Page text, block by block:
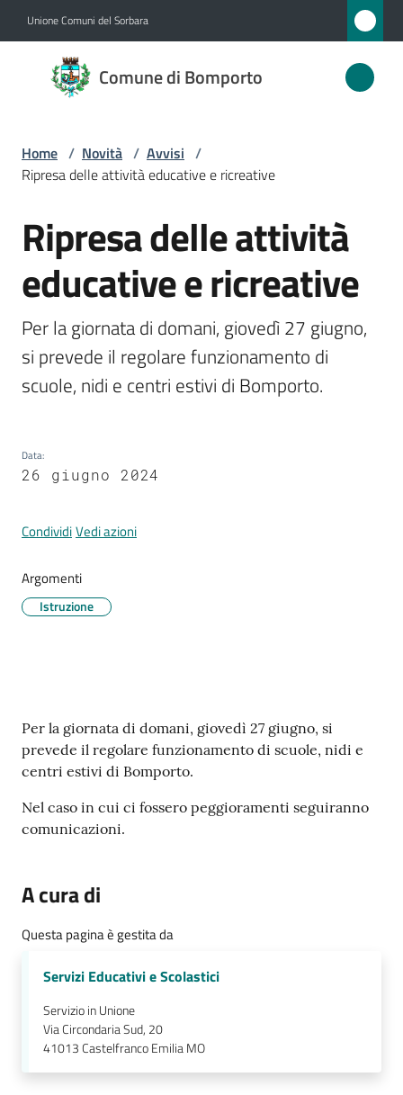
Unione Comuni del Sorbara
Comune di Bomporto
Comune
di
Novità
Menu selezionato
Servizi
Vivere
Bomporto
Tutti
Seguici
su
Home / Novità / Avvisi /
Ripresa delle attività educative e ricreative
Salta al contenuto
Ripresa delle attività
educative e ricreative
Per la giornata di domani, giovedì 27 giugno,
si prevede il regolare funzionamento di
scuole, nidi e centri estivi di Bomporto.
Data:
26 giugno 2024
CondividiVedi azioni
Argomenti
Istruzione
Contenuto
Per la giornata di domani, giovedì 27 giugno, si
prevede il regolare funzionamento di scuole, nidi e
centri estivi di Bomporto.
Nel caso in cui ci fossero peggioramenti seguiranno
comunicazioni.
A cura di
Questa pagina è gestita da
Servizi Educativi e Scolastici
Servizio in Unione
Via Circondaria Sud, 20
41013Castelfranco Emilia MO